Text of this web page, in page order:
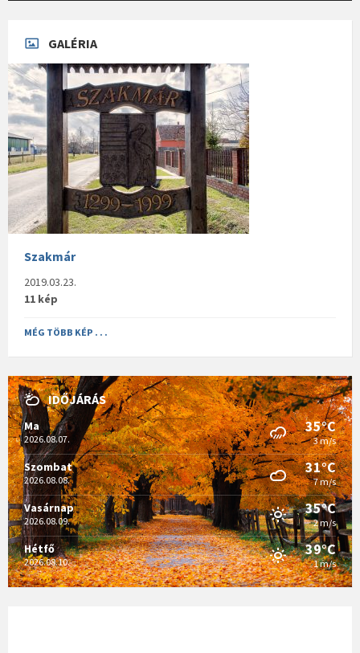
GALÉRIA
Szakmár
2019.03.23.
11 kép
MÉG TÖBB KÉP . . .
IDŐJÁRÁS
Ma
2026.08.07.
35°C
3 m/s
Szombat
2026.08.08.
31°C
7 m/s
Vasárnap
2026.08.09.
35°C
2 m/s
Hétfő
2026.08.10.
39°C
1 m/s